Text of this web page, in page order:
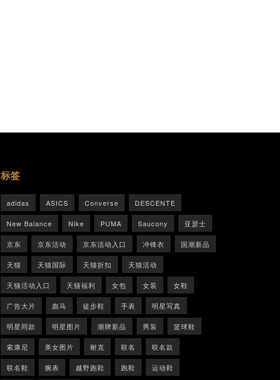
标签
adidas ASICS Converse DESCENTE
New Balance Nike PUMA Saucony 亚瑟士
京东 京东活动 京东活动入口 冲锋衣 国潮新品
天猫 天猫国际 天猫折扣 天猫活动
天猫活动入口 天猫福利 女包 女装 女鞋
广告大片 彪马 徒步鞋 手表 明星写真
明星同款 明星图片 潮牌新品 男装 篮球鞋
索康尼 美女图片 耐克 联名 联名款
联名鞋 腕表 越野跑鞋 跑鞋 运动鞋